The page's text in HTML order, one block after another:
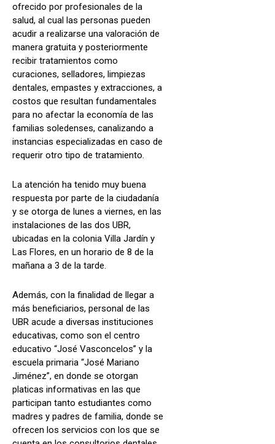
ofrecido por profesionales de la
salud, al cual las personas pueden
acudir a realizarse una valoración de
manera gratuita y posteriormente
recibir tratamientos como
curaciones, selladores, limpiezas
dentales, empastes y extracciones, a
costos que resultan fundamentales
para no afectar la economía de las
familias soledenses, canalizando a
instancias especializadas en caso de
requerir otro tipo de tratamiento.
La atención ha tenido muy buena
respuesta por parte de la ciudadanía
y se otorga de lunes a viernes, en las
instalaciones de las dos UBR,
ubicadas en la colonia Villa Jardín y
Las Flores, en un horario de 8 de la
mañana a 3 de la tarde.
Además, con la finalidad de llegar a
más beneficiarios, personal de las
UBR acude a diversas instituciones
educativas, como son el centro
educativo “José Vasconcelos” y la
escuela primaria “José Mariano
Jiménez”, en donde se otorgan
platicas informativas en las que
participan tanto estudiantes como
madres y padres de familia, donde se
ofrecen los servicios con los que se